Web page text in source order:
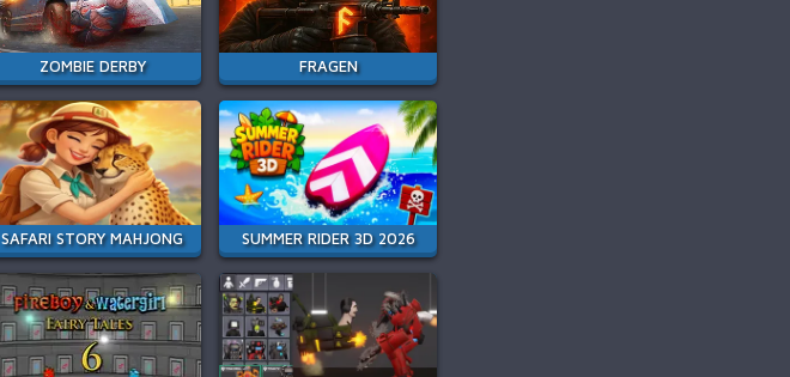
ZOMBIE DERBY FRAGEN
SAFARI STORY MAHJONG SUMMER RIDER 3D 2026